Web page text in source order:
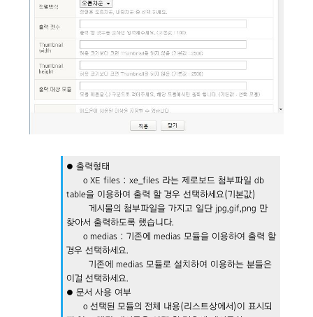
● 출력형태
o XE files : xe_files 라는 제로보드 첨부파일 db
table을 이용하여 출력 할 경우 선택하세요(기본값)
게시물의 첨부파일을 가지고 일단 jpg,gif,png 만
찾아서 출력하도록 했습니다.
o medias : 기존에 medias 모듈을 이용하여 출력 할
경우 선택하세요.
기존에 medias 모듈로 설치하여 이용하는 분들은
이걸 선택하세요.
● 문서 사용 여부
o 선택된 모듈의 전체 내용(리스트상에서)이 표시되